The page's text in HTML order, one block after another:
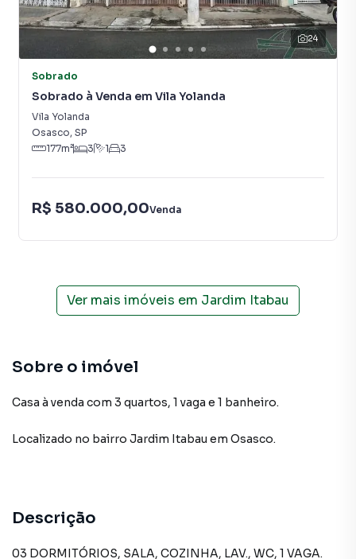
24
Sobrado
Sobrado à Venda em Vila Yolanda
Vila Yolanda
Osasco, SP
177m² 3 1 3
R$ 580.000,00Venda
Ver mais imóveis em Jardim Itabau
Sobre o imóvel
Casa à venda com 3 quartos, 1 vaga e 1 banheiro.
Localizado no bairro Jardim Itabau em Osasco.
Descrição
03 DORMITÓRIOS, SALA, COZINHA, LAV., WC, 1 VAGA.